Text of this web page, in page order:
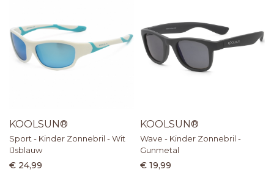
KOOLSUN®
Sport - Kinder Zonnebril - Wit
IJsblauw
€ 24,99
KOOLSUN®
Wave - Kinder Zonnebril -
Gunmetal
€ 19,99